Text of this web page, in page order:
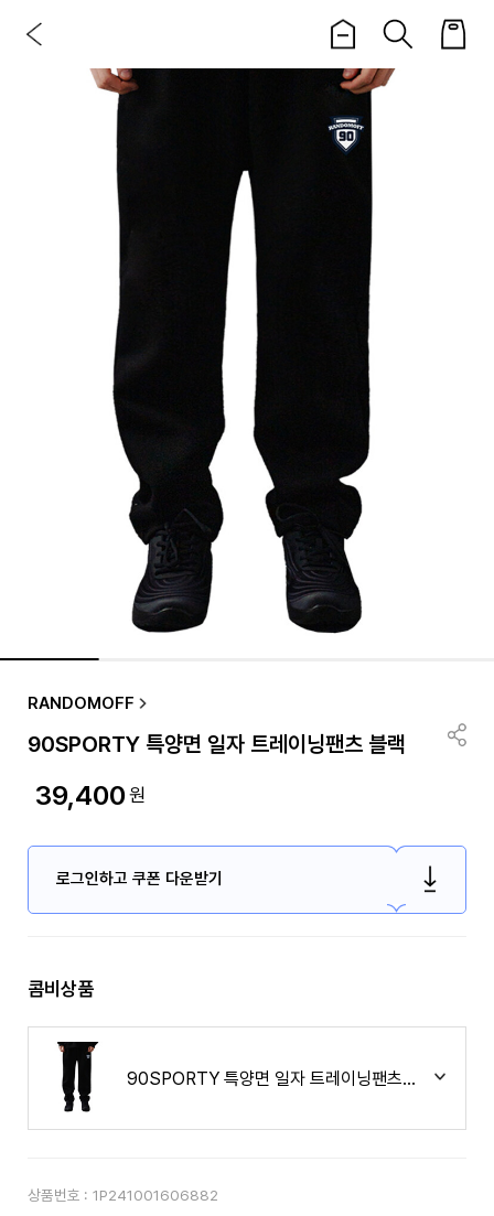
RANDOMOFF
90SPORTY 특양면 일자 트레이닝팬츠 블랙
39,400원
로그인하고 쿠폰 다운받기
콤비상품
90SPORTY 특양면 일자 트레이닝팬츠 블랙
상품번호 : 1P241001606882